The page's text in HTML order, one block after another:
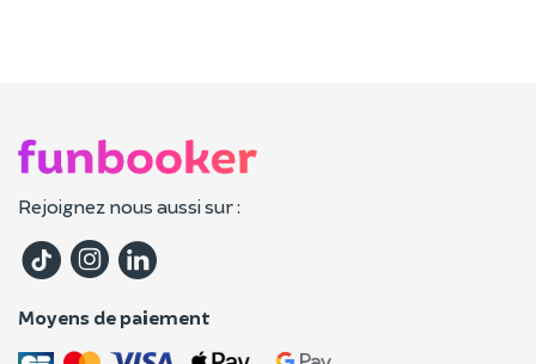
Rejoignez nous aussi sur :
Moyens de paiement